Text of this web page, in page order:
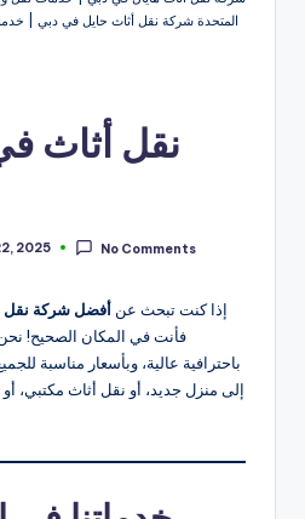
المتحدة شركة نقل أثاث حایل في دبي |
نقل أثاث
2025 No Comments
إذا كنت تبحث عن أفضل شركة نقل
فأنت في المكان الصحيح!
باحترافية عالية، وبأسعار مناسبة
إلى منزل جديد، أو نقل أثاث مكتبي،